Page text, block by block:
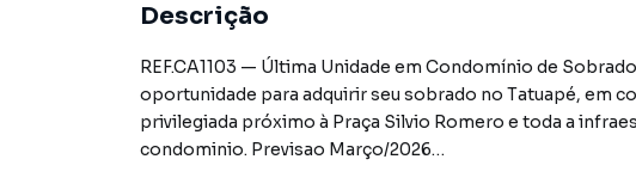
Descrição
REF.CA1103 — Última Unidade em Condomínio de
oportunidade para adquirir seu sobrado no Tatuapé, em
privilegiada próximo à Praça Silvio Romero e toda a
condominio. Previsao Março/2026